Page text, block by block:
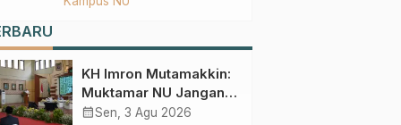
di Wonokerto dan Oro-
KH Imron Mutamakkin:
Muktamar NU Jangan
Terjebak pada
calendar_monthSen, 3 Agu 2026